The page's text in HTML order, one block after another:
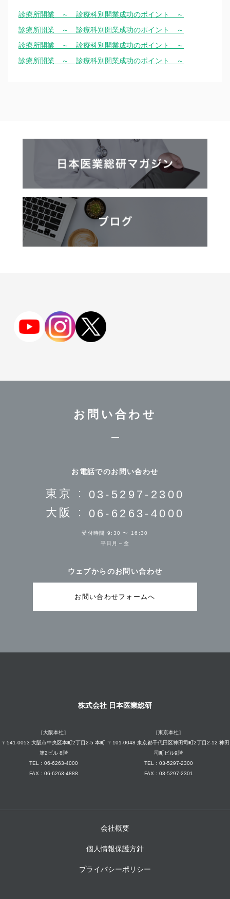
診療所開業 ～ 診療科別開業成功のポイント ～
診療所開業 ～ 診療科別開業成功のポイント ～
診療所開業 ～ 診療科別開業成功のポイント ～
診療所開業 ～ 診療科別開業成功のポイント ～
お問い合わせ
お電話でのお問い合わせ
東京 : 03-5297-2300
大阪 : 06-6263-4000
受付時間 9:30 〜 16:30
平日月～金
ウェブからのお問い合わせ
お問い合わせフォームへ
株式会社 日本医業総研
［大阪本社］
〒541-0053 大阪市中央区本町2丁目2-5 本町
第2ビル 8階
TEL：06-6263-4000
FAX：06-6263-4888
［東京本社］
〒101-0048 東京都千代田区神田司町2丁目2-12 神田
司町ビル9階
TEL：03-5297-2300
FAX：03-5297-2301
会社概要
個人情報保護方針
プライバシーポリシー